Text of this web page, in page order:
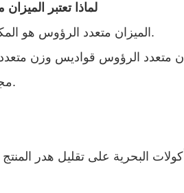
لماذا تعتبر
الميزان متعدد الرؤوس هو المكون الأساسي لنظام التعبئة والتغليف.
متعدد الرؤوس قواديس وزن
مجموعة الوزن الأكثر دقة بالمللي ثانية.
البحرية على تقليل هدر